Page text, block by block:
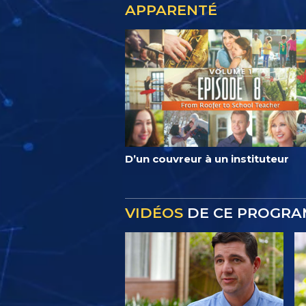
APPARENTÉ
D’un couvreur à un instituteur
VIDÉOS DE CE